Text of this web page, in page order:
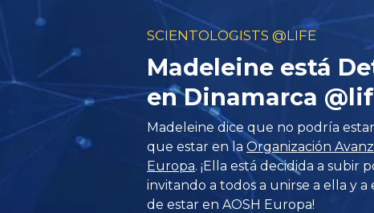
SCIENTOLOGISTS @LIFE
Madeleine está
en Dinamarca
Madeleine dice que no podría
que estar en laOrganización
Europa. ¡Ella está decidida a subir
invitando a todos a unirse a ella y
de estar en AOSH Europa!